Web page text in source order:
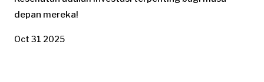
depan mereka!
Oct 31 2025